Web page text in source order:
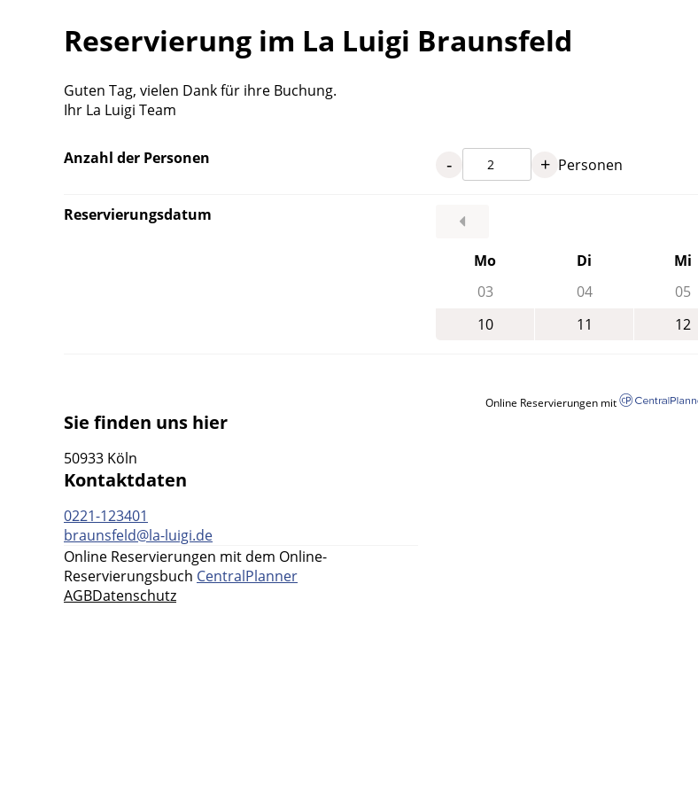
Reservierung im La Luigi Braunsfeld
Guten Tag, vielen Dank für ihre Buchung.
Ihr La Luigi Team
Anzahl der Personen - + Personen
Reservierungsdatum
Mo
Di Mi
03
04 05
10
11 12
Online Reservierungen mit
Sie finden uns hier
50933 Köln
Kontaktdaten
0221-123401
braunsfeld@la-luigi.de
Online Reservierungen mit dem Online-
Reservierungsbuch CentralPlanner
AGBDatenschutz